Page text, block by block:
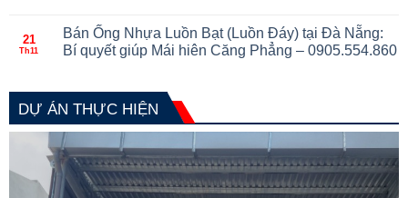
21
Th11
Bán Ống Nhựa Luồn Bạt (Luồn Đáy) tại Đà Nẵng:
Bí quyết giúp Mái hiên Căng Phẳng – 0905.554.860
DỰ ÁN THỰC HIỆN